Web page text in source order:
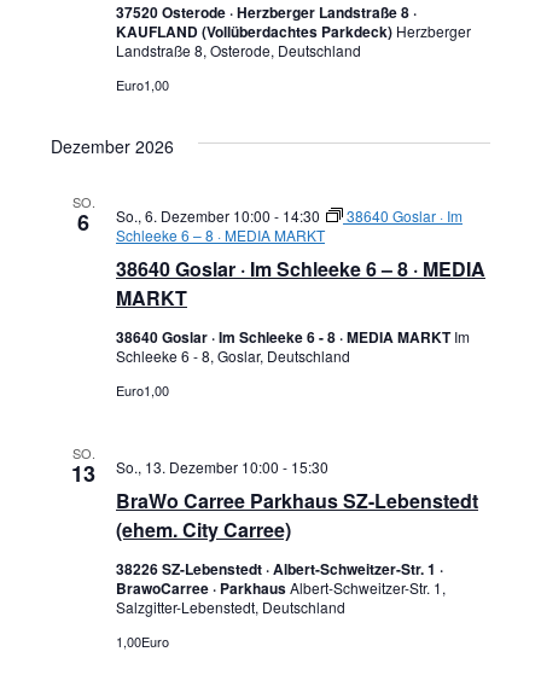
37520 Osterode · Herzberger Landstraße 8 ·
KAUFLAND (Vollüberdachtes Parkdeck) Herzberger
Landstraße 8, Osterode, Deutschland
Euro1,00
Dezember 2026
SO.
6
38640 Goslar · Im Schleeke 6 – 8 · MEDIA
MARKT
So., 6. Dezember 10:00 - 14:30
38640 Goslar · Im
Schleeke 6 – 8 · MEDIA MARKT
38640 Goslar · Im Schleeke 6 - 8 · MEDIA MARKTIm
Schleeke 6 - 8, Goslar, Deutschland
Euro1,00
SO.
13
BraWo Carree Parkhaus SZ-Lebenstedt
(ehem. City Carree)
So., 13. Dezember 10:00 - 15:30
38226 SZ-Lebenstedt · Albert-Schweitzer-Str. 1 ·
BrawoCarree · ParkhausAlbert-Schweitzer-Str. 1,
Salzgitter-Lebenstedt, Deutschland
1,00Euro